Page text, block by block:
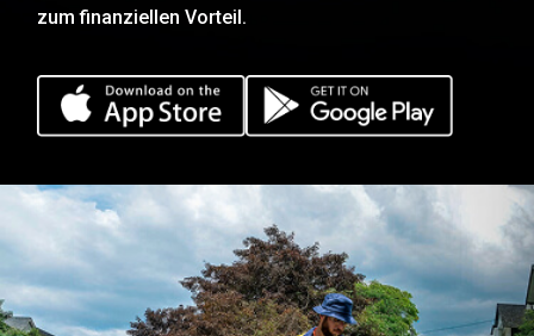
zum finanziellen Vorteil.